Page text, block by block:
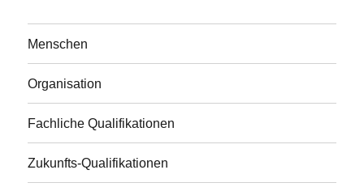
Menschen
Organisation
Fachliche Qualifikationen
Zukunfts-Qualifikationen